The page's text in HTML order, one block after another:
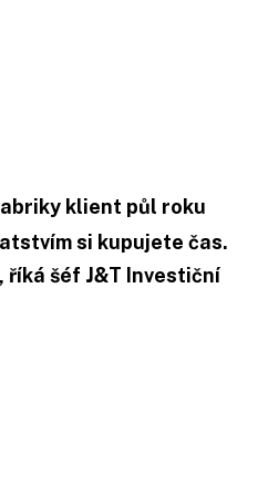
klient půl roku
si kupujete čas.
říká šéf J&T Investiční